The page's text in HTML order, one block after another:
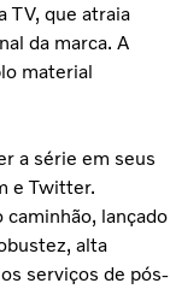
TV, que atraia
da marca. A
material
a série em seus
e Twitter.
lançado
alta
serviços de pós-